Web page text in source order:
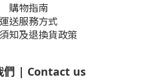
購物指南
運送服務方式
知及退換貨政策
們 | Contact us